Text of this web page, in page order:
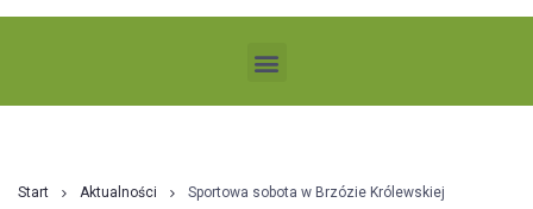
Start Aktualności Sportowa sobota w Brzózie Królewskiej